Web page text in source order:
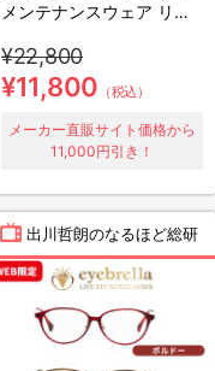
メンテナンスウェア リカ
下セット／リカバリーウェ
ア
¥22,800
¥11,800 （税込）
メーカー直販サイト価格から
11,000円引き！
出川哲朗のなるほど総研